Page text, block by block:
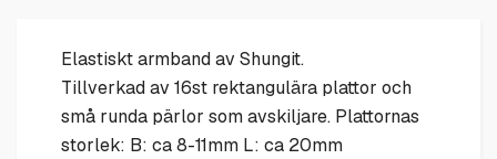
Elastiskt armband av Shungit.
Tillverkad av 16st rektangulära plattor och
små runda pärlor som avskiljare. Plattornas
storlek: B: ca 8-11mm L: ca 20mm